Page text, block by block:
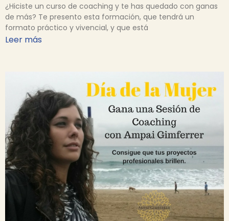
¿Hiciste un curso de coaching y te has quedado con ganas
de más? Te presento esta formación, que tendrá un
formato práctico y vivencial, y que está
Leer más